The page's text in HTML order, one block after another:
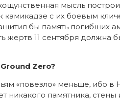
мысль
с их боевым
бы память погибших
жертв 11 сентября должна
Zero?
«повезло» меньше, ибо
никакого памятника,